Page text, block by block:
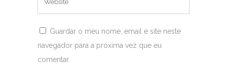
Guardar o meu nome, email e site neste
navegador para a próxima vez que eu
comentar.